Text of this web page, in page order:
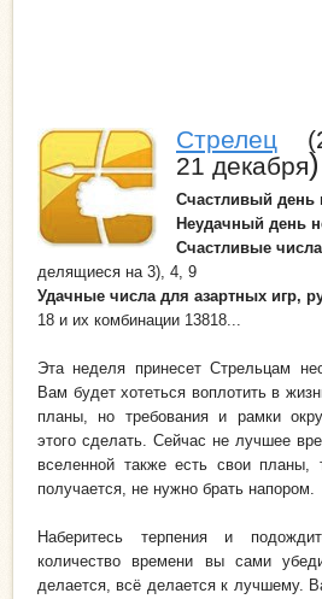
Стрелец
21 декабря)
Счастливый день
Неудачный день
Счастливые
делящиеся на 3), 4, 9
Удачные числа для азартных игр,
18 и их комбинации 13818...
Эта неделя принесет Стрельцам
Вам будет хотеться воплотить в
планы, но требования и рамки
этого сделать. Сейчас не лучшее
вселенной также есть свои
получается, не нужно брать напором.
Наберитесь терпения и
количество времени вы сами
делается, всё делается к лучшему.